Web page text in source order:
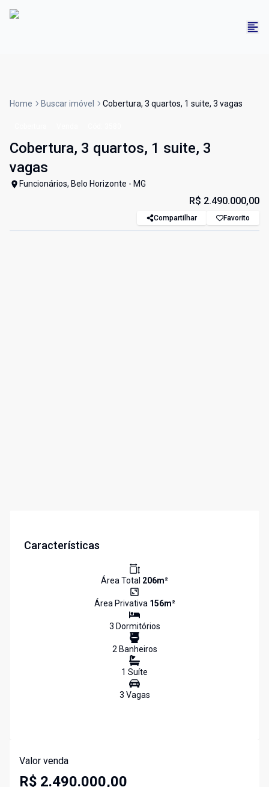
Home Buscar imóvel Cobertura, 3 quartos, 1 suite, 3 vagas
Cobertura, 3 quartos, 1 suite, 3
vagas
Funcionários, Belo Horizonte - MG
R$ 2.490.000,00
Compartilhar Favorito
Características
Área Total 206m²
Área Privativa 156m²
3 Dormitórios
2Banheiros
1 Suíte
3 Vagas
Valor venda
R$ 2.490.000,00